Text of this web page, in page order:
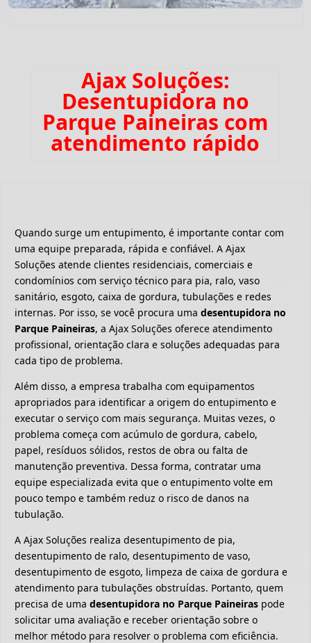
Ajax Soluções:
Desentupidora no
Parque Paineiras com
atendimento rápido
Quando surge um entupimento, é importante contar com
uma equipe preparada, rápida e confiável. A Ajax
Soluções atende clientes residenciais, comerciais e
condomínios com serviço técnico para pia, ralo, vaso
sanitário, esgoto, caixa de gordura, tubulações e redes
internas. Por isso, se você procura uma desentupidora no
Parque Paineiras, a Ajax Soluções oferece atendimento
profissional, orientação clara e soluções adequadas para
cada tipo de problema.
Além disso, a empresa trabalha com equipamentos
apropriados para identificar a origem do entupimento e
executar o serviço com mais segurança. Muitas vezes, o
problema começa com acúmulo de gordura, cabelo,
papel, resíduos sólidos, restos de obra ou falta de
manutenção preventiva. Dessa forma, contratar uma
equipe especializada evita que o entupimento volte em
pouco tempo e também reduz o risco de danos na
tubulação.
A Ajax Soluções realiza desentupimento de pia,
desentupimento de ralo, desentupimento de vaso,
desentupimento de esgoto, limpeza de caixa de gordura e
atendimento para tubulações obstruídas. Portanto, quem
precisa de uma desentupidora no Parque Paineiras pode
solicitar uma avaliação e receber orientação sobre o
melhor método para resolver o problema com eficiência.